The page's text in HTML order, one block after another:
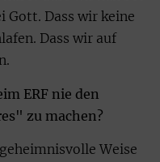
Gott. Dass wir keine
Dass wir auf
ERF nie den
zu machen?
Weise